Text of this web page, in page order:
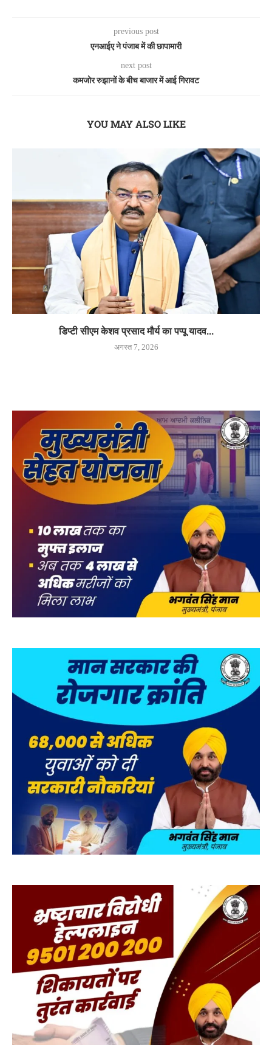
previous post
एनआईए ने पंजाब में की छापामारी
next post
कमजोर रुझानों के बीच बाजार में आई गिरावट
YOU MAY ALSO LIKE
डिप्टी सीएम केशव प्रसाद मौर्य का पप्पू यादव...
अगस्त 7, 2026